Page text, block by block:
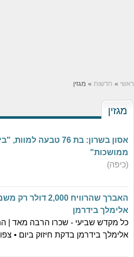
ראשי » חדשות » מגזין
מגזין
אסון בשרון: בת 76
ממושכות"
(כיפה)
האברך שהרוויח
אלימלך בידרמן
כל מקדש שביעי - שכרו הרבה מאד |
אלימלך בידרמן בדקת חיזוק ביום •